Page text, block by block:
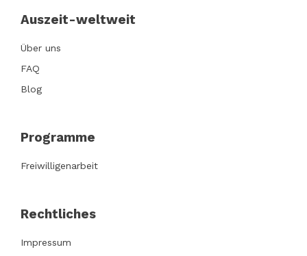
Auszeit-weltweit
Über uns
FAQ
Blog
Programme
Freiwilligenarbeit
Rechtliches
Impressum